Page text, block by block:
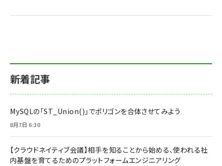
新着記事
MySQLの「ST_Union()」でポリゴンを合体させてみよう
8月7日 6:30
【クラウドネイティブ会議】相手を知ることから始める、使われる社
内基盤を育てるためのプラットフォームエンジニアリング